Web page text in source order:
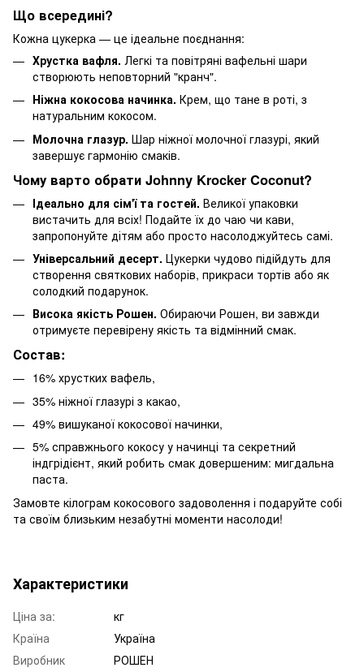
Що всередині?
Кожна цукерка — це ідеальне поєднання:
Хрустка вафля. Легкі та повітряні вафельні шари
створюють неповторний "кранч".
Ніжна кокосова начинка. Крем, що тане в роті, з
натуральним кокосом.
Молочна глазур. Шар ніжної молочної глазурі, який
завершує гармонію смаків.
Чому варто обрати Johnny Krocker Coconut?
Ідеально для сім'ї та гостей. Великої упаковки
вистачить для всіх! Подайте їх до чаю чи кави,
запропонуйте дітям або просто насолоджуйтесь самі.
Універсальний десерт. Цукерки чудово підійдуть для
створення святкових наборів, прикраси тортів або як
солодкий подарунок.
Висока якість Рошен. Обираючи Рошен, ви завжди
отримуєте перевірену якість та відмінний смак.
Состав:
16% хрустких вафель,
35% ніжної глазурі з какао,
49% вишуканої кокосової начинки,
5% справжнього кокосу у начинці та секретний
індгрідієнт, який робить смак довершеним: мигдальна
паста.
Замовте кілограм кокосового задоволення і подаруйте собі
та своїм близьким незабутні моменти насолоди!
Характеристики
Ціна за:
кг
Країна
Україна
Виробник
РОШЕН